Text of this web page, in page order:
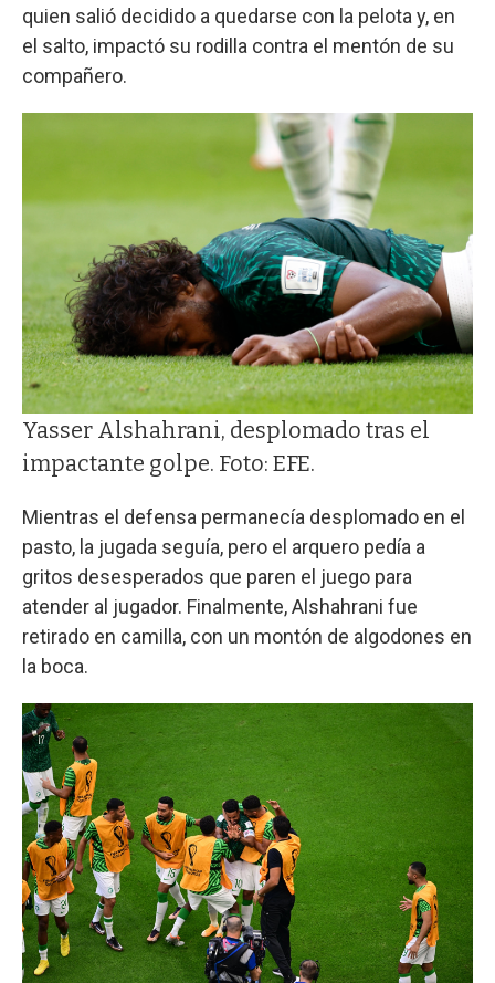
quien salió decidido a quedarse con la pelota y, en
el salto, impactó su rodilla contra el mentón de su
compañero.
Yasser Alshahrani, desplomado tras el
impactante golpe. Foto: EFE.
Mientras el defensa permanecía desplomado en el
pasto, la jugada seguía, pero el arquero pedía a
gritos desesperados que paren el juego para
atender al jugador. Finalmente, Alshahrani fue
retirado en camilla, con un montón de algodones en
la boca.